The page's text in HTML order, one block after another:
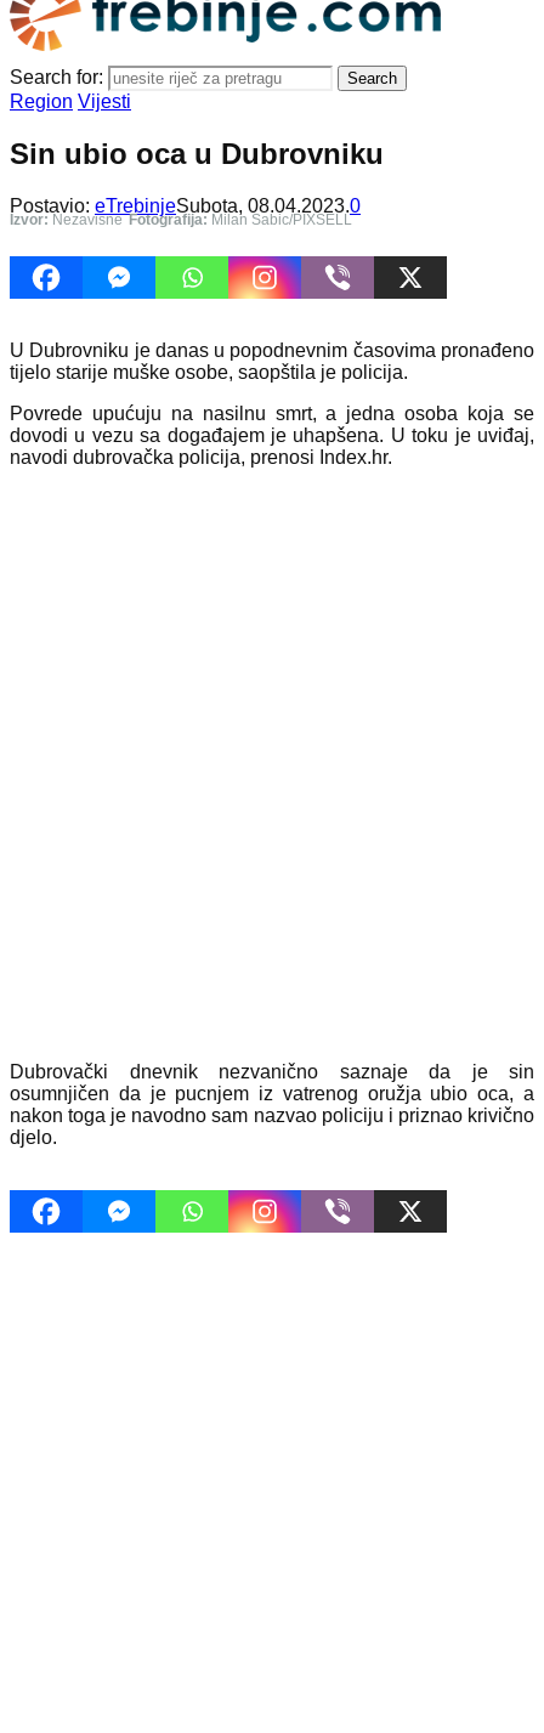
Search for: Search
Region Vijesti
Sin ubio oca u Dubrovniku
Postavio: eTrebinjeSubota, 08.04.2023.0
Izvor: Nezavisne Fotografija: Milan Sabic/PIXSELL
U Dubrovniku je danas u popodnevnim časovima pronađeno
tijelo starije muške osobe, saopštila je policija.
Povrede upućuju na nasilnu smrt, a jedna osoba koja se
dovodi u vezu sa događajem je uhapšena. U toku je uviđaj,
navodi dubrovačka policija, prenosi Index.hr.
Dubrovački dnevnik nezvanično saznaje da je sin
osumnjičen da je pucnjem iz vatrenog oružja ubio oca, a
nakon toga je navodno sam nazvao policiju i priznao krivično
djelo.